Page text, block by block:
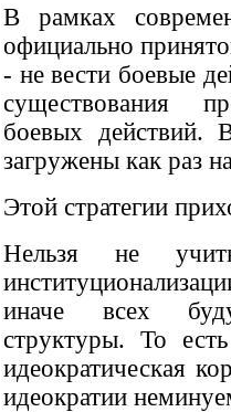
В рамках
официально
- не вести боевые
существования
боевых действий.
загружены как раз
Этой стратегии
Нельзя не
иначе всех
структуры. То
идеократическая
идеократии